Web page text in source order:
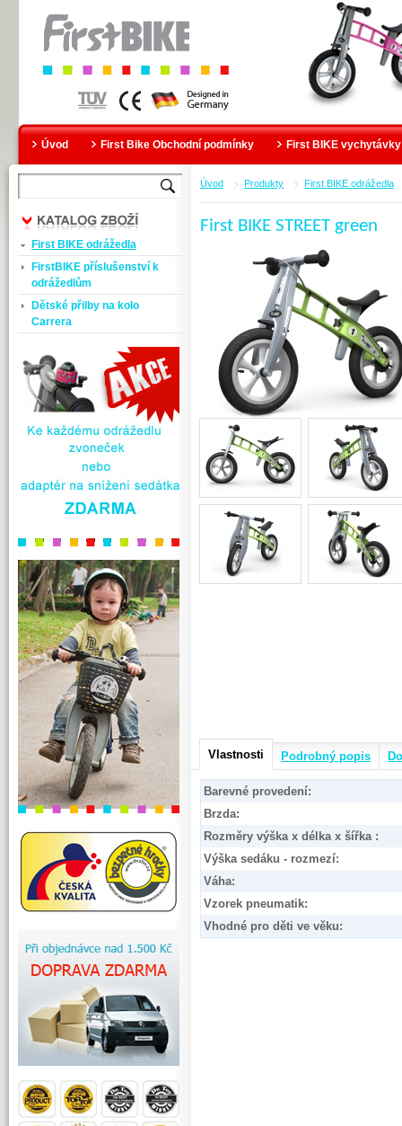
Úvod First Bike Obchodní podmínky First BIKE vychytávky
First BIKE odrážedla
FirstBIKE příslušenství k
odrážedlům
Dětské přilby na kolo
Carrera
Úvod Produkty First BIKE odrážedla
First BIKE STREET green
Vlastnosti Podrobný popis
Barevné provedení:
Brzda:
Rozměry výška x délka x šířka :
Výška sedáku - rozmezí:
Váha:
Vzorek pneumatik:
Vhodné pro děti ve věku: